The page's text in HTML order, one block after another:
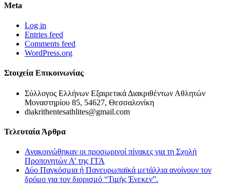
Meta
Log in
Entries feed
Comments feed
WordPress.org
Στοιχεία Επικοινωνίας
Σύλλογος Ελλήνων Εξαιρετικά Διακριθέντων Αθλητών
Μοναστηρίου 85, 54627, Θεσσαλονίκη
diakrithentesathlites@gmail.com
Τελευταία Άρθρα
Ανακοινώθηκαν οι προσωρινοί πίνακες για τη Σχολή
Προπονητών Α’ της ΓΓΑ
Δύο Παγκόσμια ή Πανευρωπαϊκά μετάλλια ανοίγουν τον
δρόμο για τον διορισμό “Τιμής Ένεκεν”.